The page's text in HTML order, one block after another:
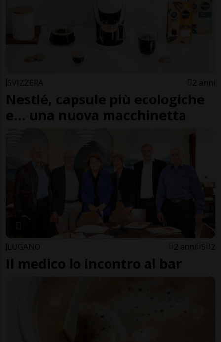
SVIZZERA 2 anni
Nestlé, capsule più ecologiche
e... una nuova macchinetta
LUGANO 2 anni 5 2
Il medico lo incontro al bar